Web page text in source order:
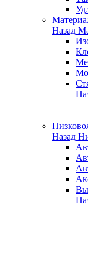
Назад
Назад